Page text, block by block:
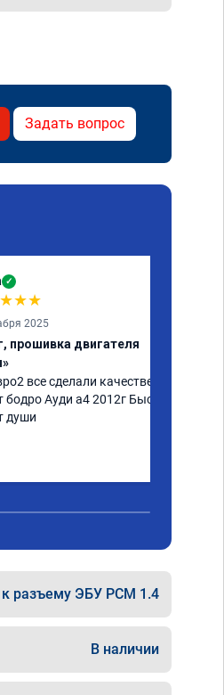
Задать вопрос
✓
★★★
2025
прошивка двигателя
все сделали качественно.
Ауди а4 2012г Быстро
души
разъему ЭБУ PCM 1.4
В наличии